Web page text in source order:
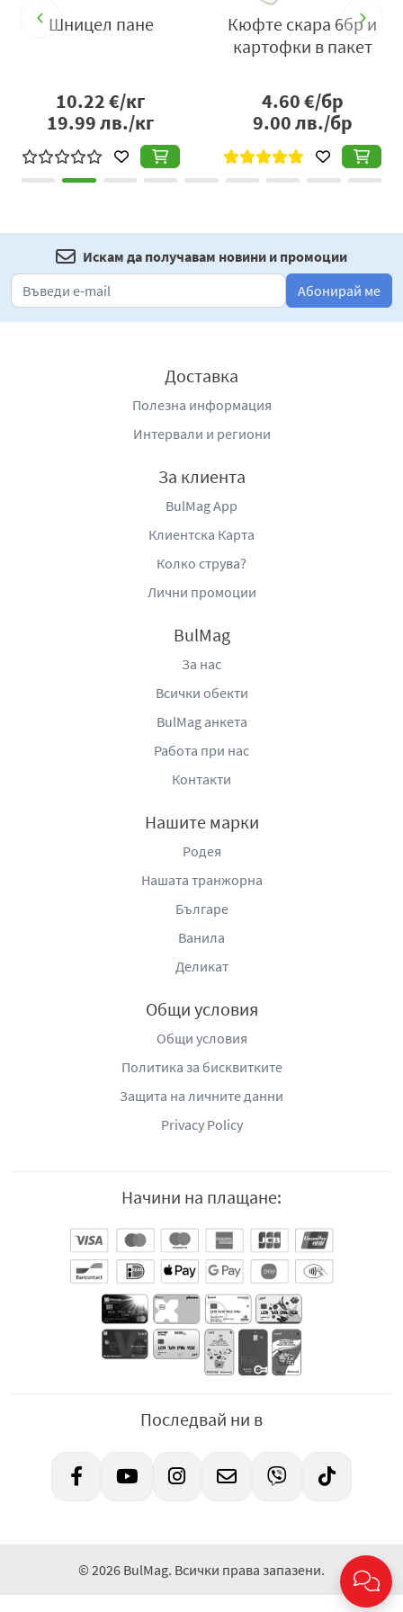
избор за всеки, който търси апетитен месен продукт с
богат вкус, приятна текстура и лесно приготвяне.
„Лиляна Ставрева“ №8, тел.: 052 / 511 480, e-mail:
office@pikant.bg ,www.pikant.bg
Шницел пане
10.22€/кг
19.99лв./кг
Кюфте скара 6бр и
картофки в пакет
4.60€/бр
9.00лв./бр
Искам да получавам новини и промоции
Абонирай ме
Доставка
Полезна информация
Интервали и региони
За клиента
BulMag App
Клиентска Карта
Колко струва?
Лични промоции
BulMag
За нас
Всички обекти
BulMag анкета
Работа при нас
Контакти
Нашите марки
Родея
Нашата транжорна
Българе
Ванила
Деликат
Общи условия
Общи условия
Политика за бисквитките
Защита на личните данни
Privacy Policy
Начини на плащане:
Последвай ни в
© 2026 BulMag. Всички права запазени.